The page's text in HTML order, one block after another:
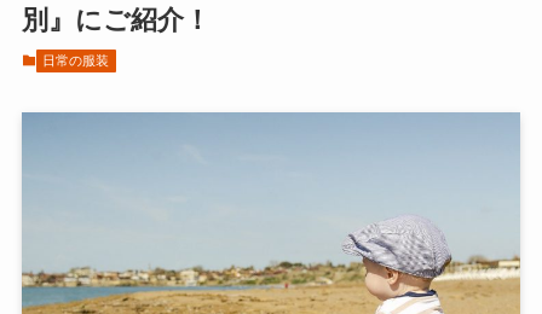
別』にご紹介！
日常の服装